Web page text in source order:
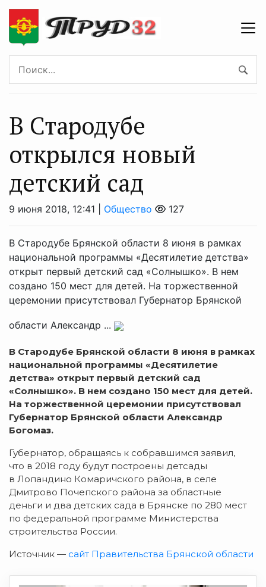
В Стародубе
открылся новый
детский сад
9 июня 2018, 12:41 | Общество 127
В Стародубе Брянской области 8 июня в рамках
национальной программы «Десятилетие детства»
открыт первый детский сад «Солнышко». В нем
создано 150 мест для детей. На торжественной
церемонии присутствовал Губернатор Брянской
области Александр ...
В Стародубе Брянской области 8 июня в рамках
национальной программы «Десятилетие
детства» открыт первый детский сад
«Солнышко». В нем создано 150 мест для детей.
На торжественной церемонии присутствовал
Губернатор Брянской области Александр
Богомаз.
Губернатор, обращаясь к собравшимся заявил,
что в 2018 году будут построены детсады
в Лопандино Комаричского района, в селе
Дмитрово Почепского района за областные
деньги и два детских сада в Брянске по 280 мест
по федеральной программе Министерства
строительства России.
Источник — сайт Правительства Брянской области